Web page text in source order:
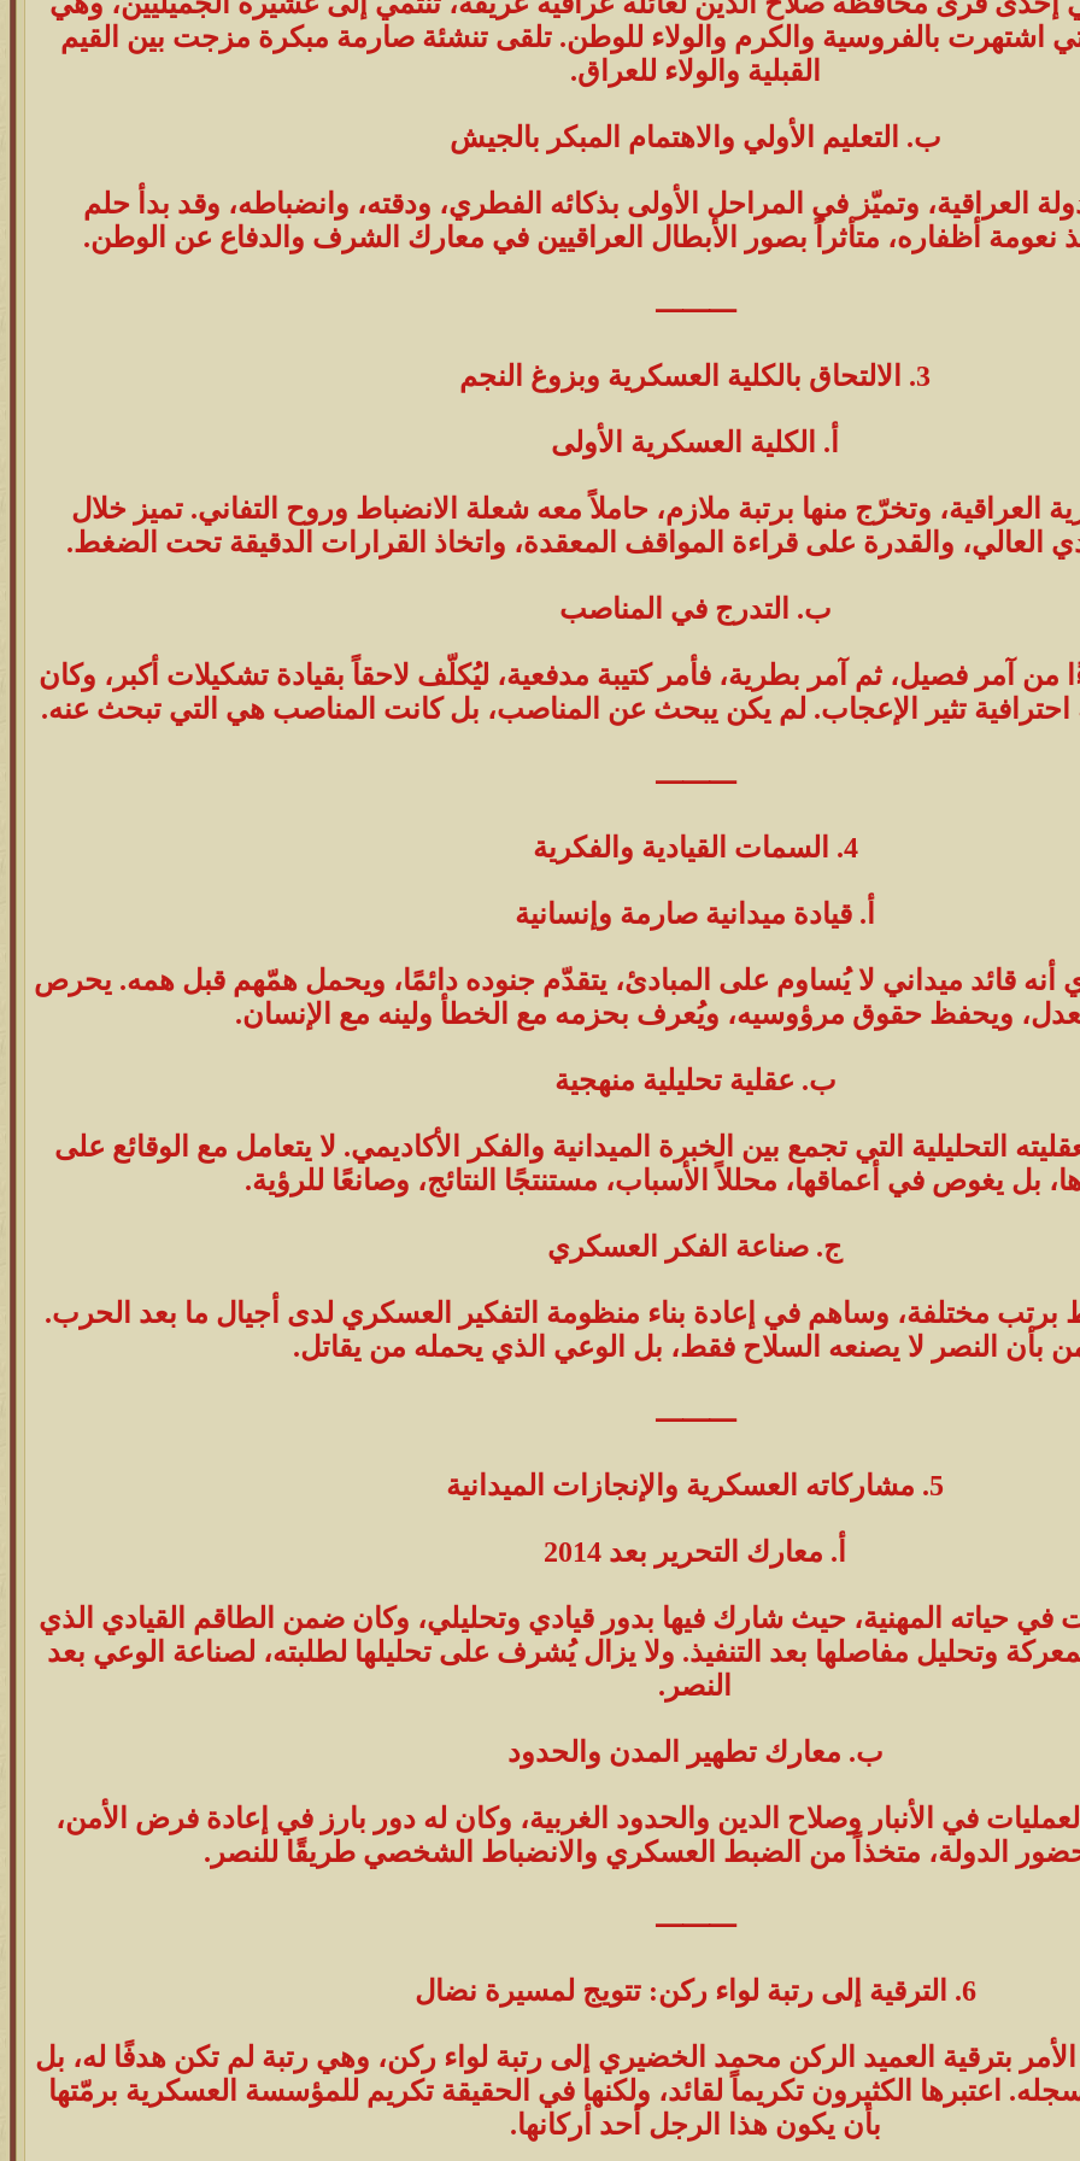
اشتهرت بالفروسية والكرم والولاء للوطن. تلقى تنشئة صارمة مبكرة مزجت بين القيم
القبلية والولاء للعراق.
ب. التعليم الأولي والاهتمام المبكر بالجيش
العراقية، وتميّز في المراحل الأولى بذكائه الفطري، ودقته، وانضباطه، وقد بدأ حلم
نعومة أظفاره، متأثراً بصور الأبطال العراقيين في معارك الشرف والدفاع عن الوطن.
⸻
3. الالتحاق بالكلية العسكرية وبزوغ النجم
أ. الكلية العسكرية الأولى
العراقية، وتخرّج منها برتبة ملازم، حاملاً معه شعلة الانضباط وروح التفاني. تميز خلال
العالي، والقدرة على قراءة المواقف المعقدة، واتخاذ القرارات الدقيقة تحت الضغط.
ب. التدرج في المناصب
من آمر فصيل، ثم آمر بطرية، فأمر كتيبة مدفعية، ليُكلّف لاحقاً بقيادة تشكيلات أكبر، وكان
تثير الإعجاب. لم يكن يبحث عن المناصب، بل كانت المناصب هي التي تبحث عنه.
⸻
4. السمات القيادية والفكرية
أ. قيادة ميدانية صارمة وإنسانية
قائد ميداني لا يُساوم على المبادئ، يتقدّم جنوده دائمًا، ويحمل همّهم قبل همه. يحرص
ويحفظ حقوق مرؤوسيه، ويُعرف بحزمه مع الخطأ ولينه مع الإنسان.
ب. عقلية تحليلية منهجية
التحليلية التي تجمع بين الخبرة الميدانية والفكر الأكاديمي. لا يتعامل مع الوقائع على
بل يغوص في أعماقها، محللاً الأسباب، مستنتجًا النتائج، وصانعًا للرؤية.
ج. صناعة الفكر العسكري
مختلفة، وساهم في إعادة بناء منظومة التفكير العسكري لدى أجيال ما بعد الحرب.
بأن النصر لا يصنعه السلاح فقط، بل الوعي الذي يحمله من يقاتل.
⸻
5. مشاركاته العسكرية والإنجازات الميدانية
أ. معارك التحرير بعد 2014
حياته المهنية، حيث شارك فيها بدور قيادي وتحليلي، وكان ضمن الطاقم القيادي الذي
وتحليل مفاصلها بعد التنفيذ. ولا يزال يُشرف على تحليلها لطلبته، لصناعة الوعي بعد
النصر.
ب. معارك تطهير المدن والحدود
في الأنبار وصلاح الدين والحدود الغربية، وكان له دور بارز في إعادة فرض الأمن،
الدولة، متخذاً من الضبط العسكري والانضباط الشخصي طريقًا للنصر.
⸻
6. الترقية إلى رتبة لواء ركن: تتويج لمسيرة نضال
2025، صدر الأمر بترقية العميد الركن محمد الخضيري إلى رتبة لواء ركن، وهي رتبة لم تكن هدفًا له، بل
اعتبرها الكثيرون تكريماً لقائد، ولكنها في الحقيقة تكريم للمؤسسة العسكرية برمّتها
بأن يكون هذا الرجل أحد أركانها.